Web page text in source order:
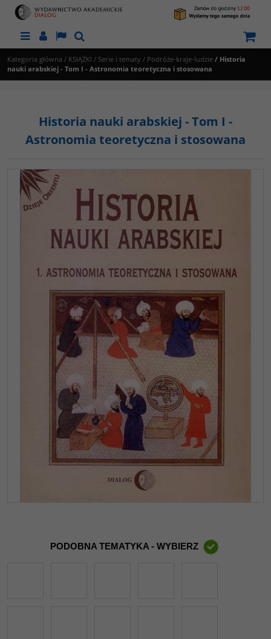
MenuPanelLangSzukaj
Kategoria główna / KSIĄŻKI / Serie i tematy / Podróże-kraje-ludzie / Historia
nauki arabskiej - Tom I - Astronomia teoretyczna i stosowana
Historia nauki arabskiej - Tom I -
Astronomia teoretyczna i stosowana
PODOBNA TEMATYKA - WYBIERZ